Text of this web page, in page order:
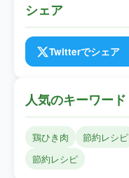
シェア
Twitterでシェア
人気のキーワード
鶏ひき肉 節約レシピ
節約レシピ